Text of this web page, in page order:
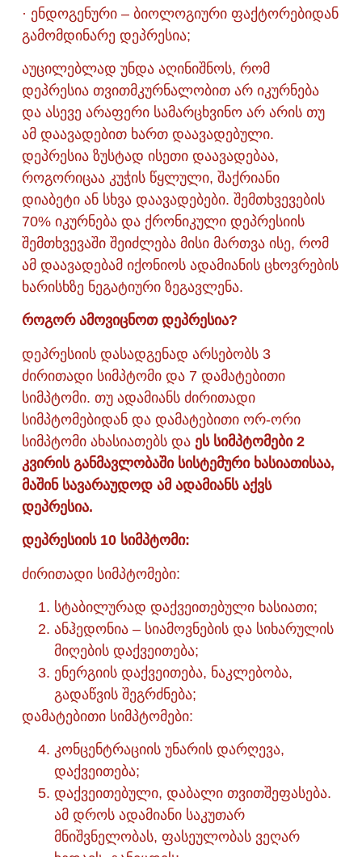
· ენდოგენური – ბიოლოგიური ფაქტორებიდან
გამომდინარე დეპრესია;
აუცილებლად უნდა აღინიშნოს, რომ
დეპრესია თვითმკურნალობით არ იკურნება
და ასევე არაფერი სამარცხვინო არ არის თუ
ამ დაავადებით ხართ დაავადებული.
დეპრესია ზუსტად ისეთი დაავადებაა,
როგორიცაა კუჭის წყლული, შაქრიანი
დიაბეტი ან სხვა დაავადებები. შემთხვევების
70% იკურნება და ქრონიკული დეპრესიის
შემთხვევაში შეიძლება მისი მართვა ისე, რომ
ამ დაავადებამ იქონიოს ადამიანის ცხოვრების
ხარისხზე ნეგატიური ზეგავლენა.
როგორ ამოვიცნოთ დეპრესია?
დეპრესიის დასადგენად არსებობს 3
ძირითადი სიმპტომი და 7 დამატებითი
სიმპტომი. თუ ადამიანს ძირითადი
სიმპტომებიდან და დამატებითი ორ-ორი
სიმპტომი ახასიათებს და ეს სიმპტომები 2
კვირის განმავლობაში სისტემური ხასიათისაა,
მაშინ სავარაუდოდ ამ ადამიანს აქვს
დეპრესია.
დეპრესიის 10 სიმპტომი:
ძირითადი სიმპტომები:
სტაბილურად დაქვეითებული ხასიათი;
ანჰედონია – სიამოვნების და სიხარულის
მიღების დაქვეითება;
ენერგიის დაქვეითება, ნაკლებობა,
გადაწვის შეგრძნება;
დამატებითი სიმპტომები:
კონცენტრაციის უნარის დარღევა,
დაქვეითება;
დაქვეითებული, დაბალი თვითშეფასება.
ამ დროს ადამიანი საკუთარ
მნიშვნელობას, ფასეულობას ვეღარ